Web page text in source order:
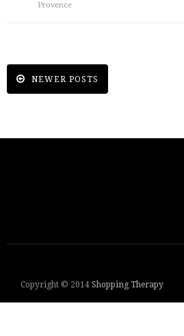
Provence
NEWER POSTS
Copyright © 2014 Shopping Therapy